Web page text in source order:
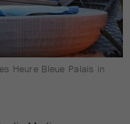
Heure Bleue Palais in